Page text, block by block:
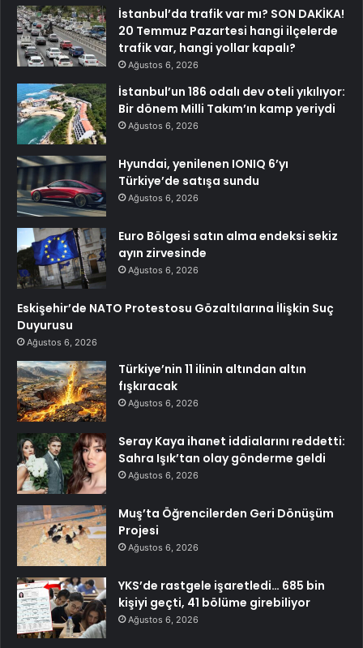
İstanbul’da trafik var mı? SON DAKİKA!
20 Temmuz Pazartesi hangi ilçelerde
trafik var, hangi yollar kapalı?
Ağustos 6, 2026
İstanbul’un 186 odalı dev oteli yıkılıyor:
Bir dönem Milli Takım’ın kamp yeriydi
Ağustos 6, 2026
Hyundai, yenilenen IONIQ 6’yı
Türkiye’de satışa sundu
Ağustos 6, 2026
Euro Bölgesi satın alma endeksi sekiz
ayın zirvesinde
Ağustos 6, 2026
Eskişehir’de NATO Protestosu Gözaltılarına İlişkin Suç
Duyurusu
Ağustos 6, 2026
Türkiye’nin 11 ilinin altından altın
fışkıracak
Ağustos 6, 2026
Seray Kaya ihanet iddialarını reddetti:
Sahra Işık’tan olay gönderme geldi
Ağustos 6, 2026
Muş’ta Öğrencilerden Geri Dönüşüm
Projesi
Ağustos 6, 2026
YKS’de rastgele işaretledi… 685 bin
kişiyi geçti, 41 bölüme girebiliyor
Ağustos 6, 2026